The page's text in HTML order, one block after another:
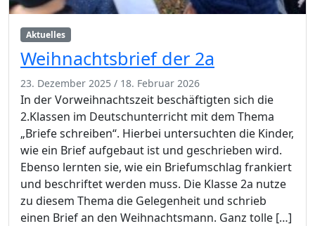
Aktuelles
Weihnachtsbrief der 2a
23. Dezember 2025 / 18. Februar 2026
In der Vorweihnachtszeit beschäftigten sich die
2.Klassen im Deutschunterricht mit dem Thema
„Briefe schreiben“. Hierbei untersuchten die Kinder,
wie ein Brief aufgebaut ist und geschrieben wird.
Ebenso lernten sie, wie ein Briefumschlag frankiert
und beschriftet werden muss. Die Klasse 2a nutze
zu diesem Thema die Gelegenheit und schrieb
einen Brief an den Weihnachtsmann. Ganz tolle […]